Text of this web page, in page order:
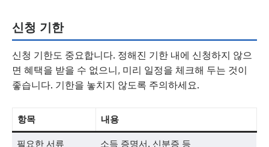
신청 기한
신청 기한도 중요합니다. 정해진 기한 내에 신청하지 않으
면 혜택을 받을 수 없으니, 미리 일정을 체크해 두는 것이
좋습니다. 기한을 놓치지 않도록 주의하세요.
항목 내용
필요한 서류 소득 증명서, 신분증 등